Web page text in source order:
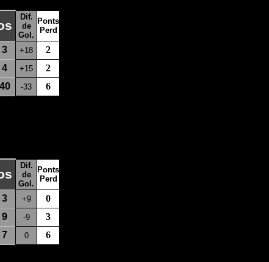
Dif.
de
Gol.
Ponts
Perd
3 +18
2
4 +15
2
40 -33 6
Dif.
de
Gol.
Ponts
Perd
3 +9
0
9 -9
3
7 0 6